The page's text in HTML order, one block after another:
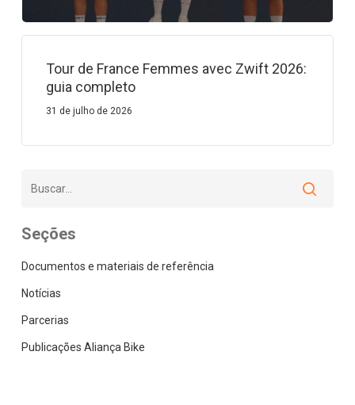
Tour de France Femmes avec Zwift 2026:
guia completo
31 de julho de 2026
Seções
Documentos e materiais de referência
Notícias
Parcerias
Publicações Aliança Bike